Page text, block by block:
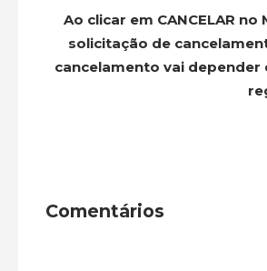
Ao clicar em CANCELAR
solicitação de
cancelamento vai
Comentários